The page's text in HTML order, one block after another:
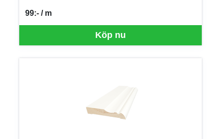
Köp nu
99:- / m
SEK per M